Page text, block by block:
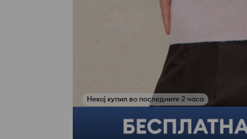
Купи го овој сет